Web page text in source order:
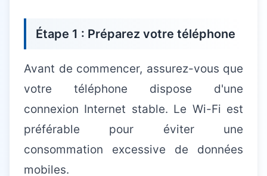
Étape 1 : Préparez votre téléphone
Avant de commencer, assurez-vous que
votre téléphone dispose d'une
connexion Internet stable. Le Wi-Fi est
préférable pour éviter une
consommation excessive de données
mobiles.